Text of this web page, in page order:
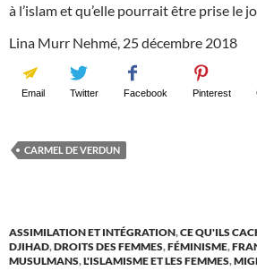
à l’islam et qu’elle pourrait être prise le
Lina Murr Nehmé, 25 décembre 2018
Email Twitter Facebook Pinterest
CARMEL DE VERDUN
ASSIMILATION ET INTÉGRATION,CE QU'ILS
DJIHAD,DROITS DES FEMMES,FÉMINISME,
MUSULMANS,L'ISLAMISME ET LES FEMMES,